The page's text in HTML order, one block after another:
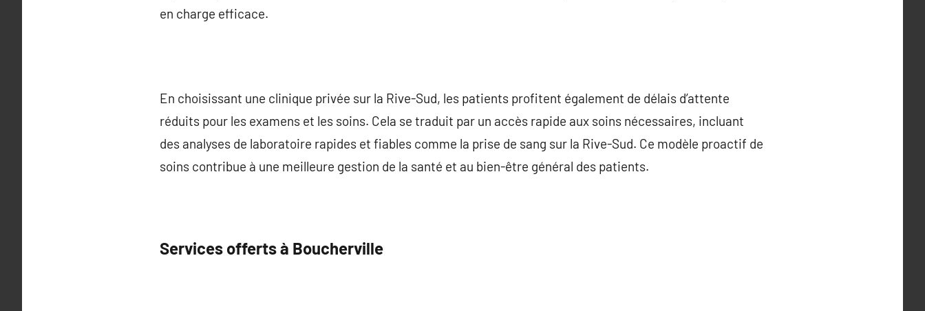
en charge efficace.
En choisissant une clinique privée sur la Rive-Sud, les patients profitent également de délais d’attente
réduits pour les examens et les soins. Cela se traduit par un accès rapide aux soins nécessaires, incluant
des analyses de laboratoire rapides et fiables comme la prise de sang sur la Rive-Sud. Ce modèle proactif de
soins contribue à une meilleure gestion de la santé et au bien-être général des patients.
Services offerts à Boucherville